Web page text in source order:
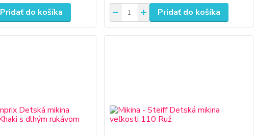
Pridať do košíka Pridať do košíka